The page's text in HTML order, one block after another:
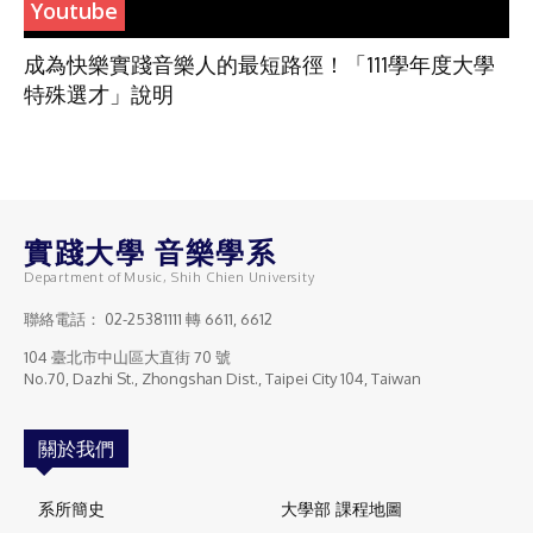
Youtube
成為快樂實踐音樂人的最短路徑！「111學年度大學
特殊選才」說明
實踐大學 音樂學系
Department of Music, Shih Chien University
聯絡電話： 02-25381111 轉 6611, 6612
104 臺北市中山區大直街 70 號
No.70, Dazhi St., Zhongshan Dist., Taipei City 104, Taiwan
關於我們
系所簡史 大學部 課程地圖